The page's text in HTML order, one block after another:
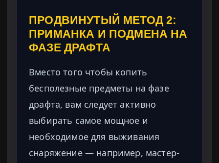
ПРОДВИНУТЫЙ МЕТОД 2:
ПРИМАНКА И ПОДМЕНА НА
ФАЗЕ ДРАФТА
Вместо того чтобы копить
бесполезные предметы на фазе
драфта, вам следует активно
выбирать самое мощное и
необходимое для выживания
снаряжение — например, мастер-